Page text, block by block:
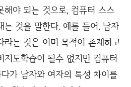
해야 되는 것으로, 컴퓨터 스스
는 것을 말한다. 예를 들어, 남자
라는 것은 이미 목적이 존재하고
도학습이 될수 없지만 컴퓨터
가 남자와 여자의 특성 차이를